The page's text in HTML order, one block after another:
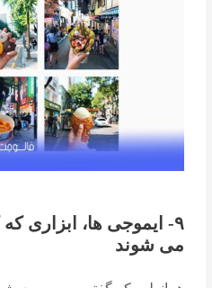
۹- ایموجی ها، ابزاری
می شوند